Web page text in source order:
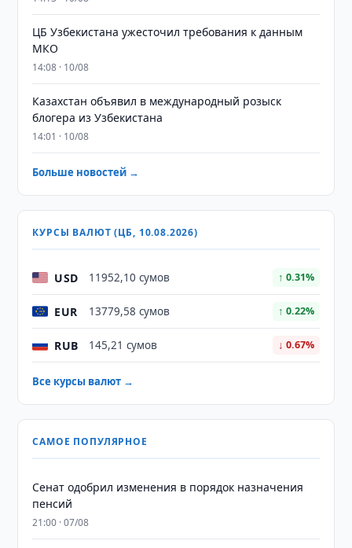
ЦБ Узбекистана ужесточил требования к данным
МКО
14:08 · 10/08
Казахстан объявил в международный розыск
блогера из Узбекистана
14:01 · 10/08
Больше новостей →
КУРСЫ ВАЛЮТ (ЦБ, 10.08.2026)
USD 11952,10 сумов ↑ 0.31%
EUR 13779,58 сумов ↑ 0.22%
RUB 145,21 сумов ↓ 0.67%
Все курсы валют →
САМОЕ ПОПУЛЯРНОЕ
Сенат одобрил изменения в порядок назначения
пенсий
21:00 · 07/08